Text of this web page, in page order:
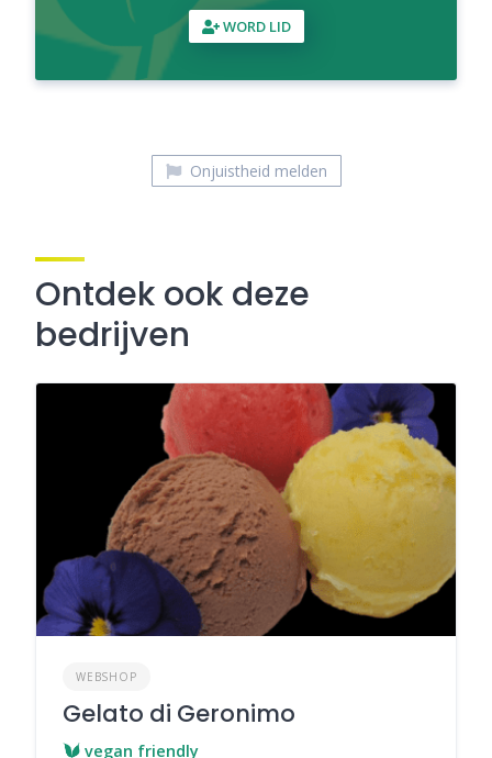
WORD LID
Onjuistheid melden
Ontdek ook deze
bedrijven
WEBSHOP
Gelato di Geronimo
vegan friendly